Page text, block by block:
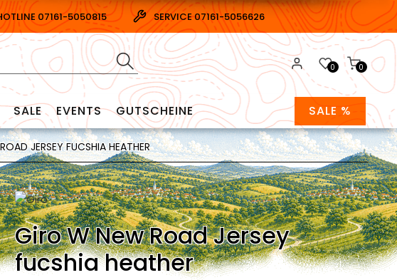
07161-5050815 SERVICE 07161-5056626
0
0
SALE EVENTS GUTSCHEINE SALE %
JERSEY FUCSHIA HEATHER
Giro W New Road Jersey
fucshia heather